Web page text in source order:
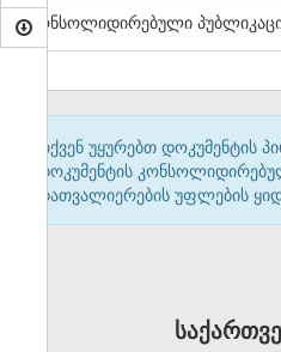
კონსოლიდირებული
თქვენ უყურებთ დოკუმენტის
დოკუმენტის
დათვალიერების უფლების